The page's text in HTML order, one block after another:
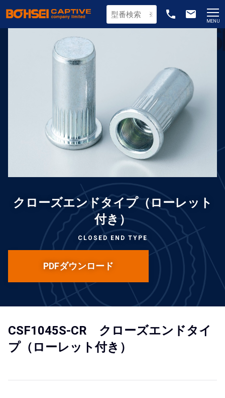
phone email
MENU
クローズエンドタイプ（ローレット
付き）
CLOSED END TYPE
PDFダウンロード
CSF1045S-CR クローズエンドタイ
プ（ローレット付き）